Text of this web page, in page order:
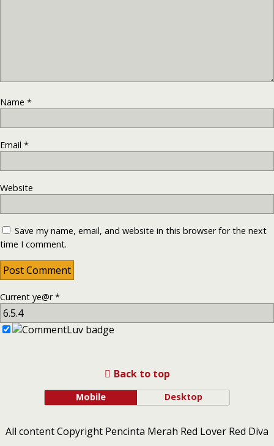
Name *
Email *
Website
Save my name, email, and website in this browser for the next
time I comment.
Current ye@r*
Back to top
Mobile Desktop
All content Copyright Pencinta Merah Red Lover Red Diva